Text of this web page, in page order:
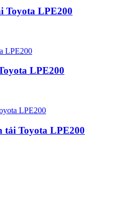
Toyota LPE200
LPE200
tải Toyota LPE200